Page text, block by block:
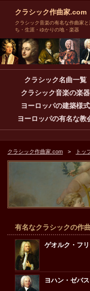
クラシック作曲家.com
クラシック音楽の有名な作曲家
ち・生涯・ゆかりの地・楽器
クラシック名曲一覧
クラシック音楽の楽器
ヨーロッパの建築様式
ヨーロッパの有名な教
クラシック作曲家.com トッ
有名なクラシックの作
ゲオルク・フ
ヨハン・ゼバ